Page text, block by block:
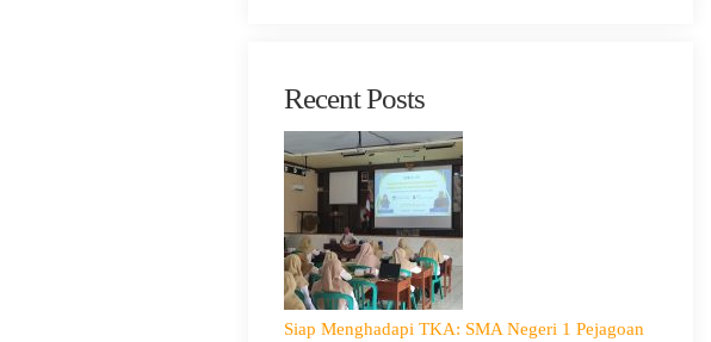
Recent Posts
Siap Menghadapi TKA: SMA Negeri 1 Pejagoan